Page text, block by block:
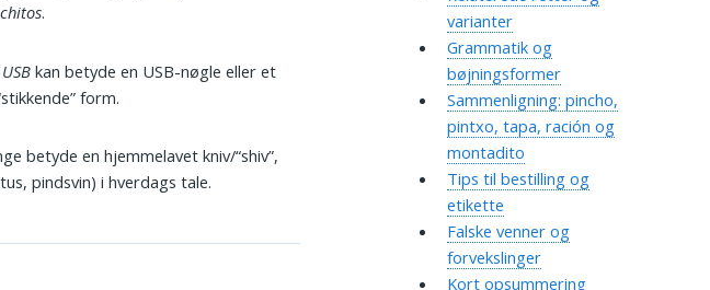
.
kan betyde en USB-nøgle eller et
form.
betyde en hjemmelavet kniv/“shiv”,
pindsvin) i hverdags tale.
varianter
Grammatik og
bøjningsformer
Sammenligning: pincho,
pintxo, tapa, ración og
montadito
Tips til bestilling og
etikette
Falske venner og
forvekslinger
Kort opsummering